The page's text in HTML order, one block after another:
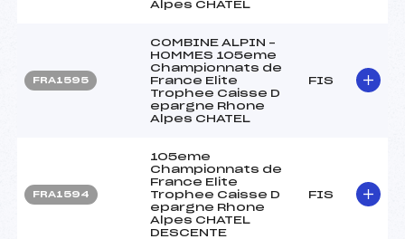
Alpes CHATEL
FRA1595
COMBINE ALPIN –
HOMMES 105eme
Championnats de
France Elite
Trophee Caisse D
epargne Rhone
Alpes CHATEL
FIS
FRA1594
105eme
Championnats de
France Elite
Trophee Caisse D
epargne Rhone
Alpes CHATEL
DESCENTE
FIS